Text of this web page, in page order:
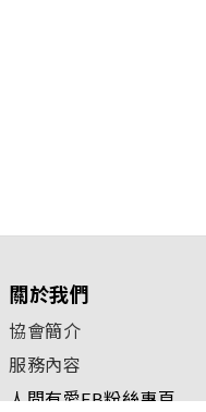
關於我們
協會簡介
服務內容
人間有愛FB粉絲專頁